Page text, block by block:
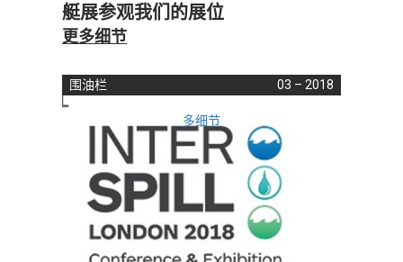
艇展参观我们的展位
更多细节
围油栏 03 – 2018
多细节